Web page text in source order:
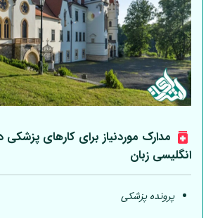
مدارک موردنیاز برای کارهای
انگلیسی زبان
پرونده پزشکی